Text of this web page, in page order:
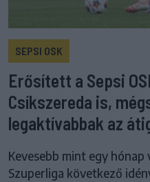
SEPSI OSK
Erősített a Sepsi
Csíkszereda is,
legaktívabbak az
Kevesebb mint egy
Szuperliga következő